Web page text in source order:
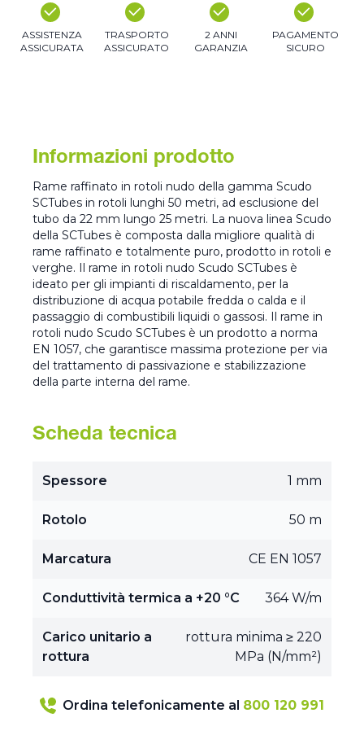
ASSISTENZA
ASSICURATA
TRASPORTO
ASSICURATO
2 ANNI
GARANZIA
PAGAMENTO
SICURO
Informazioni prodotto
Rame raffinato in rotoli nudo della gamma Scudo
SCTubes in rotoli lunghi 50 metri, ad esclusione del
tubo da 22 mm lungo 25 metri. La nuova linea Scudo
della SCTubes è composta dalla migliore qualità di
rame raffinato e totalmente puro, prodotto in rotoli e
verghe. Il rame in rotoli nudo Scudo SCTubes è
ideato per gli impianti di riscaldamento, per la
distribuzione di acqua potabile fredda o calda e il
passaggio di combustibili liquidi o gassosi. Il rame in
rotoli nudo Scudo SCTubes è un prodotto a norma
EN 1057, che garantisce massima protezione per via
del trattamento di passivazione e stabilizzazione
della parte interna del rame.
Scheda tecnica
Spessore 1 mm
Rotolo 50 m
Marcatura CE EN 1057
Conduttività termica a +20 °C 364 W/m
Carico unitario a
rottura
rottura minima ≥ 220
MPa (N/mm²)
Ordina telefonicamente al 800 120 991